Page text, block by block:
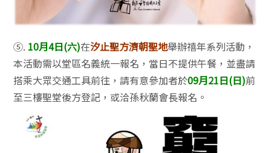
⑤. 10月4日(六)在汐止聖方濟朝聖地舉辦禧年系列活動，
本活動需以堂區名義統一報名，當日不提供午餐，並盡請
搭乘大眾交通工具前往，請有意參加者於09月21日(日)前
至三樓聖堂後方登記，或洽孫秋蘭會長報名。